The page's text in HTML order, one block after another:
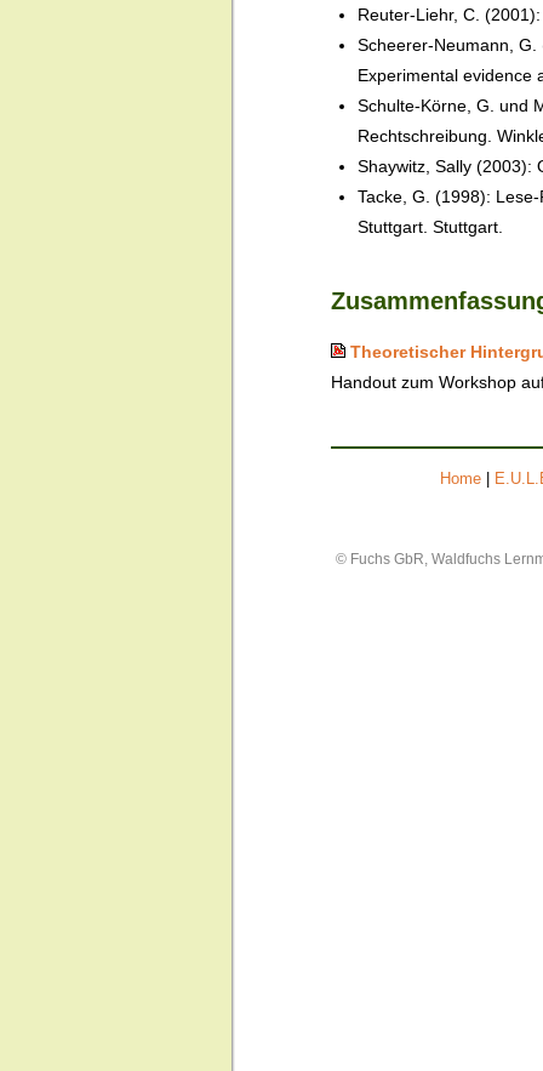
Reuter-Liehr, C.
Scheerer-Neumann,
Experimental evidence
Schulte-Körne, G. und
Rechtschreibung.
Shaywitz, Sally (2003):
Tacke, G. (1998):
Stuttgart. Stuttgart.
Theoretischer
Handoutzum Workshop
Home|
© Fuchs GbR, Waldfuchs